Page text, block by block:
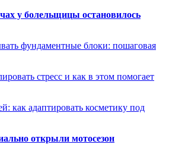
у болельщицы остановилось
фундаментные блоки: пошаговая
стресс и как в этом помогает
как адаптировать косметику под
открыли мотосезон